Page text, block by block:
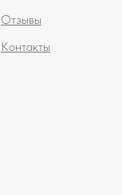
Отзывы
Контакты